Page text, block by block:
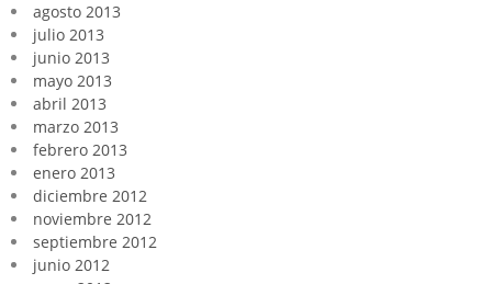
agosto 2013
julio 2013
junio 2013
mayo 2013
abril 2013
marzo 2013
febrero 2013
enero 2013
diciembre 2012
noviembre 2012
septiembre 2012
junio 2012